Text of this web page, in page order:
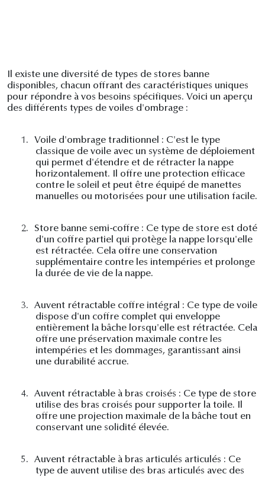
Il existe une diversité de types de stores banne
disponibles, chacun offrant des caractéristiques uniques
pour répondre à vos besoins spécifiques. Voici un aperçu
des différents types de voiles d'ombrage :
1.
Voile d'ombrage traditionnel : C'est le type
classique de voile avec un système de déploiement
qui permet d'étendre et de rétracter la nappe
horizontalement. Il offre une protection efficace
contre le soleil et peut être équipé de manettes
manuelles ou motorisées pour une utilisation facile.
2.
Store banne semi-coffre : Ce type de store est doté
d'un coffre partiel qui protège la nappe lorsqu'elle
est rétractée. Cela offre une conservation
supplémentaire contre les intempéries et prolonge
la durée de vie de la nappe.
3.
Auvent rétractable coffre intégral : Ce type de voile
dispose d'un coffre complet qui enveloppe
entièrement la bâche lorsqu'elle est rétractée. Cela
offre une préservation maximale contre les
intempéries et les dommages, garantissant ainsi
une durabilité accrue.
4.
Auvent rétractable à bras croisés : Ce type de store
utilise des bras croisés pour supporter la toile. Il
offre une projection maximale de la bâche tout en
conservant une solidité élevée.
5.
Auvent rétractable à bras articulés articulés : Ce
type de auvent utilise des bras articulés avec des